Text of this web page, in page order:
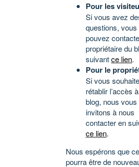
Pour les
Si vous avez
questions, vous
pouvez
propriétaire du
suivantce lien.
Pour le
Si vous
rétablir l’accès
blog, nous vous
invitons à nous
contacter en
ce lien.
Nous espérons que
pourra être de